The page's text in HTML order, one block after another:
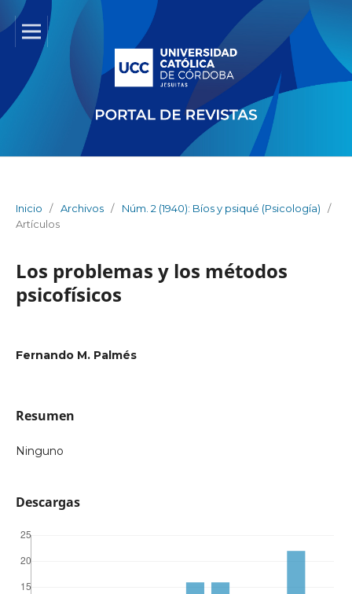
Inicio / Archivos / Núm. 2 (1940): Bíos y psiqué (Psicología)
/
Artículos
Los problemas y los métodos
psicofísicos
Fernando M. Palmés
Resumen
Ninguno
Descargas